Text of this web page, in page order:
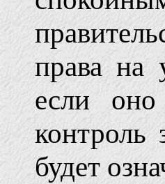
права на
если
контроль
будет